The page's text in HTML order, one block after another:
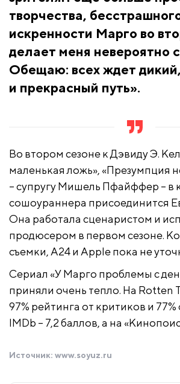
творчества,
искренности Марго во
делает меня невероятно
Обещаю: всех ждет
и прекрасный путь».
Во втором сезоне к Дэвиду Э.
маленькая ложь», «Презумпция
– супругу Мишель Пфайффер – в
сошоураннера присоединится
Она работала сценаристом и
продюсером в первом сезоне.
съемки, A24 и Apple пока не
Сериал «У Марго проблемы с
приняли очень тепло. На Rotten
97% рейтинга от критиков и 77%
IMDb – 7,2 баллов, а на
Источник: www.soyuz.ru